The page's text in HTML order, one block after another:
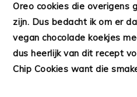
Oreo cookies die overigens
zijn. Dus bedacht ik om er
vegan chocolade koekjes
dus heerlijk van dit recept
Chip Cookies want die